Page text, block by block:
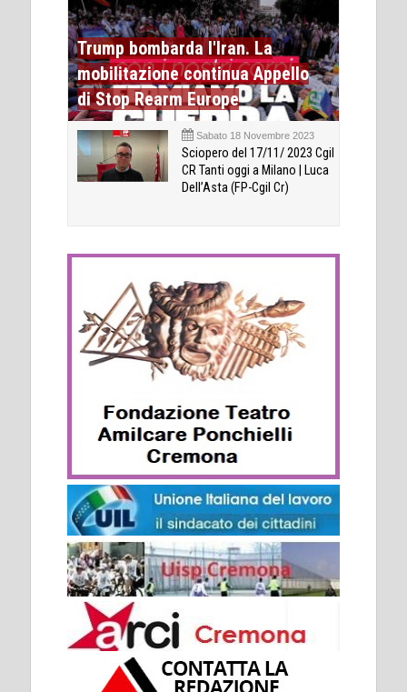
Trump bombarda l'Iran. La
mobilitazione continua Appello
di Stop Rearm Europe
Sabato 18 Novembre 2023
Sciopero del 17/11/ 2023 Cgil
CR Tanti oggi a Milano | Luca
Dell’Asta (FP-Cgil Cr)